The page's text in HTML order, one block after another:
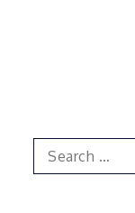
Search
for: